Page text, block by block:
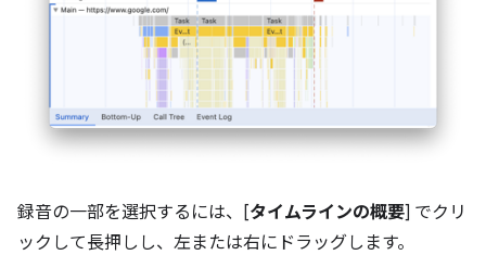
録音の一部を選択するには、[タイムラインの概要] でクリ
ックして長押しし、左または右にドラッグします。